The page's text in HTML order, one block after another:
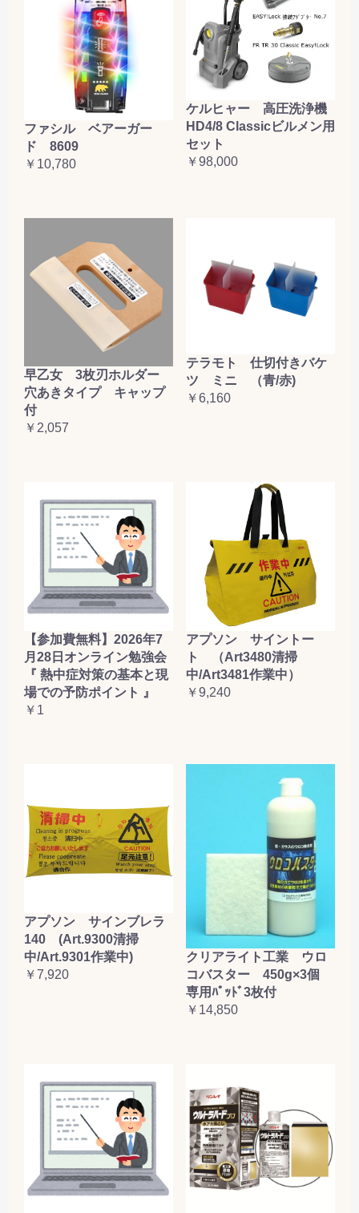
ファシル ベアーガー
ド 8609
￥10,780
ケルヒャー 高圧洗浄機
HD4/8 Classicビルメン用
セット
￥98,000
早乙女 3枚刃ホルダー
穴あきタイプ キャップ
付
￥2,057
テラモト 仕切付きバケ
ツ ミニ （青/赤)
￥6,160
【参加費無料】2026年7
月28日オンライン勉強会
『 熱中症対策の基本と現
場での予防ポイント 』
￥1
アプソン サイントー
ト （Art3480清掃
中/Art3481作業中）
￥9,240
アプソン サインブレラ
140 (Art.9300清掃
中/Art.9301作業中)
￥7,920
クリアライト工業 ウロ
コバスター 450g×3個
専用ﾊﾟｯﾄﾞ3枚付
￥14,850